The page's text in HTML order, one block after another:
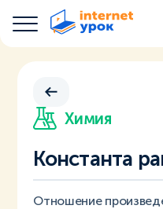
Химия
Константа
Отношение